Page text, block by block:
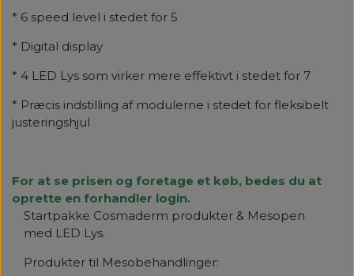
* 6 speed level i stedet for 5
* Digital display
* 4 LED Lys som virker mere effektivt i stedet for 7
* Præcis indstilling af modulerne i stedet for fleksibelt
justeringshjul
For at se prisen og foretage et køb, bedes du at
oprette en forhandler login.
Startpakke Cosmaderm produkter & Mesopen
med LED Lys.
Produkter til Mesobehandlinger: